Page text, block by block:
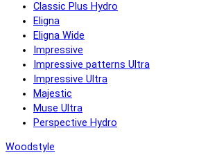
Classic Plus Hydro
Eligna
Eligna Wide
Impressive
Impressive patterns Ultra
Impressive Ultra
Majestic
Muse Ultra
Perspective Hydro
Woodstyle